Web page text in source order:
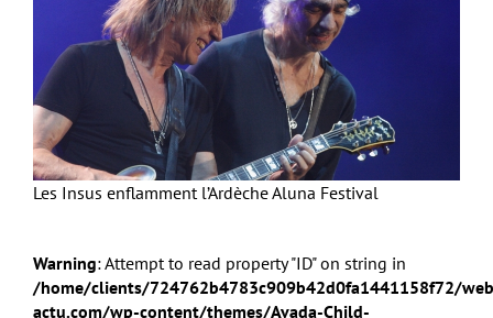
Les Insus enflamment l’Ardèche Aluna Festival
Warning: Attempt to read property "ID" on string in
/home/clients/724762b4783c909b42d0fa1441158f72/
actu.com/wp-content/themes/Avada-Child-